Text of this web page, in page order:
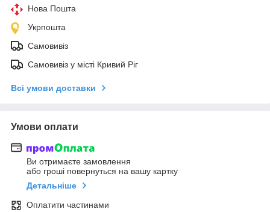
Нова Пошта
Укрпошта
Самовивіз
Самовивіз у місті Кривий Ріг
Всі умови доставки
Умови оплати
Ви отримаєте замовлення
або гроші повернуться на вашу картку
Детальніше
Оплатити частинами